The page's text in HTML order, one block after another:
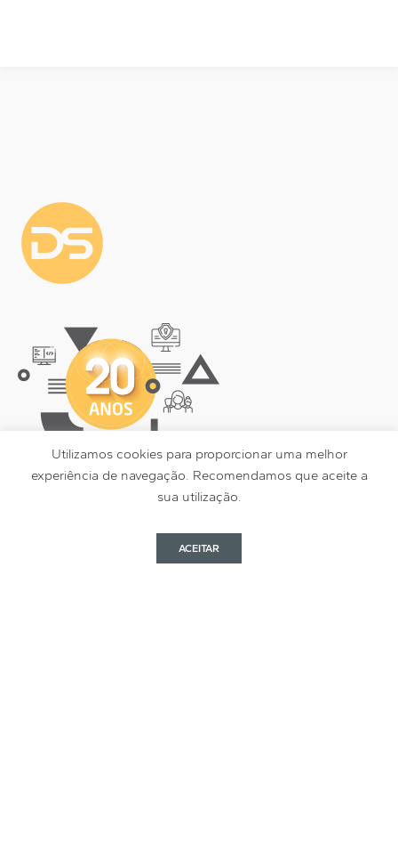
Utilizamos cookies para proporcionar uma melhor
experiência de navegação. Recomendamos que aceite a
sua utilização.
ACEITAR